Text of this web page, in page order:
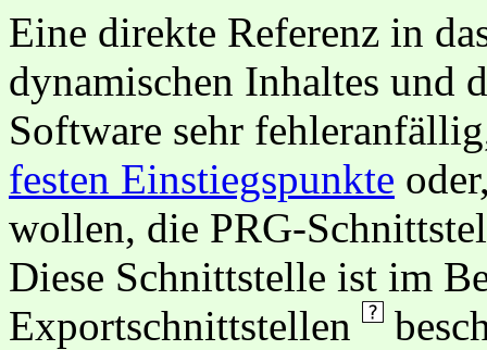
Eine direkte Referenz in
dynamischen Inhaltes und
Software sehr
festen Einstiegspunkte
wollen, die PRG-
Diese Schnittstelle ist im
Exportschnittstellen